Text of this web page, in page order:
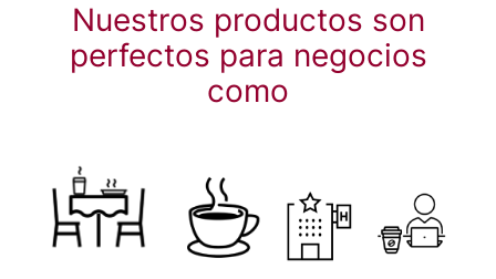
Nuestros productos son
perfectos para negocios
como